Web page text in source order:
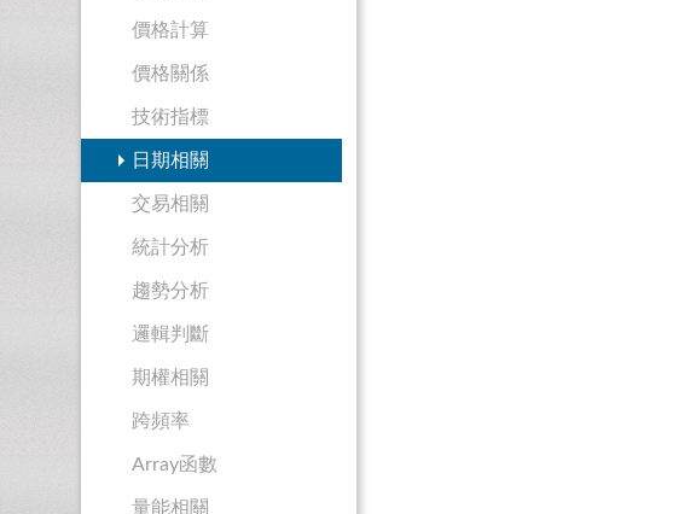
價格計算
價格關係
技術指標
日期相關
交易相關
統計分析
趨勢分析
邏輯判斷
期權相關
跨頻率
Array函數
量能相關